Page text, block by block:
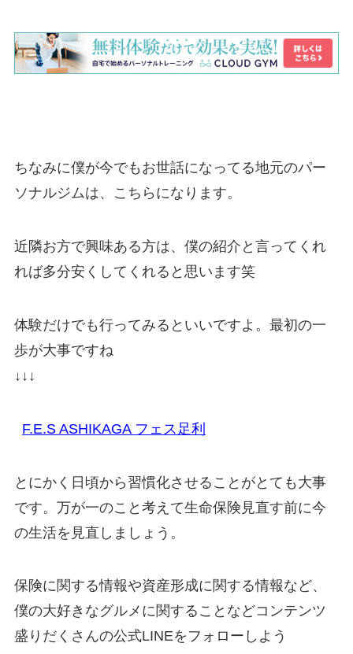
ちなみに僕が今でもお世話になってる地元のパー
ソナルジムは、こちらになります。
近隣お方で興味ある方は、僕の紹介と言ってくれ
れば多分安くしてくれると思います笑
体験だけでも行ってみるといいですよ。最初の一
歩が大事ですね
↓↓↓
F.E.S ASHIKAGA フェス足利
とにかく日頃から習慣化させることがとても大事
です。万が一のこと考えて生命保険見直す前に今
の生活を見直しましょう。
保険に関する情報や資産形成に関する情報など、
僕の大好きなグルメに関することなどコンテンツ
盛りだくさんの公式LINEをフォローしよう